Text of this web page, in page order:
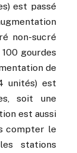
est passé
non-sucré
gourdes
de
unités) est
soit une
est aussi
compter le
stations